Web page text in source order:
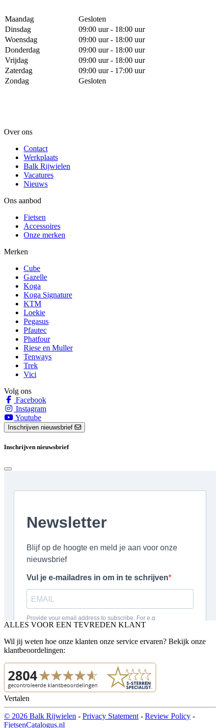
Maandag
Gesloten
Dinsdag
09:00 uur - 18:00 uur
Woensdag
09:00 uur - 18:00 uur
Donderdag
09:00 uur - 18:00 uur
Vrijdag
09:00 uur - 18:00 uur
Zaterdag
09:00 uur - 17:00 uur
Zondag
Gesloten
Over ons
Contact
Werkplaats
Balk Rijwielen
Vacatures
Nieuws
Ons aanbod
Fietsen
Accessoires
Onze merken
Merken
Cube
Gazelle
Koga
Koga Signature
KTM
Loekie
Pegasus
Pfautec
Phatfour
Riese en Muller
Tenways
Trek
Vici
Volg ons
Facebook
Instagram
Youtube
Inschrijven nieuwsbrief
Inschrijven nieuwsbrief
ALLES VOOR EEN TEVREDEN KLANT
Wil jij weten hoe onze klanten onze service ervaren? Bekijk onze
klantbeoordelingen:
Vertalen
© 2026 Balk Rijwielen - Privacy Statement - Review Policy -
FietsenCatalogus.nl